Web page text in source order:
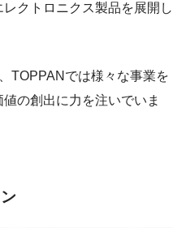
クトロニクス製品を展開し
TOPPANでは様々な事業を
の創出に力を注いでいま